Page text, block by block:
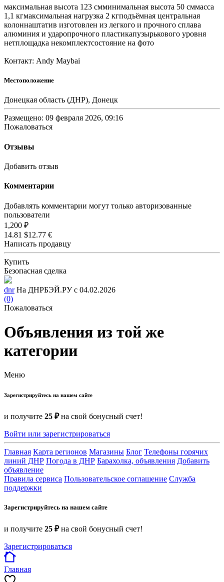
максимальная высота 123 смминимальная высота 50 сммасса
1,1 кгмаксимальная нагрузка 2 кгподъёмная центральная
колоннаштатив изготовлен из легкого и прочного сплава
алюминия и ударопрочного пластикапузырькового уровня
нетплощадка некомплектсостояние на фото
Контакт: Andy Maybai
Местоположение
Донецкая область (ДНР), Донецк
Размещено: 09 февраля 2026, 09:16
Пожаловаться
Отзывы
Добавить отзыв
Комментарии
Добавлять комментарии могут только авторизованные
пользователи
1,200 ₽
14.81 $12.77 €
Написать продавцу
Купить
Безопасная сделка
dnr На ДНРБЭЙ.РУ с 04.02.2026
(0)
Пожаловаться
Объявления из той же
категории
Меню
Зарегистрируйтесь на нашем сайте
и получите 25 ₽на свой бонусный счет!
Войти или зарегистрироваться
Главная Карта регионов Магазины Блог Телефоны горячих
линий ДНР Погода в ДНР Барахолка, объявления Добавить
объявление
Правила сервиса Пользовательское соглашение Служба
поддержки
Зарегистрируйтесь на нашем сайте
и получите 25 ₽на свой бонусный счет!
Зарегистрироваться
Главная